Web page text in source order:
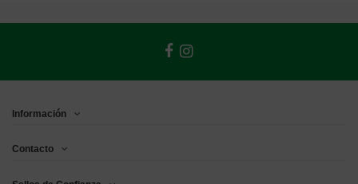
Información
Contacto